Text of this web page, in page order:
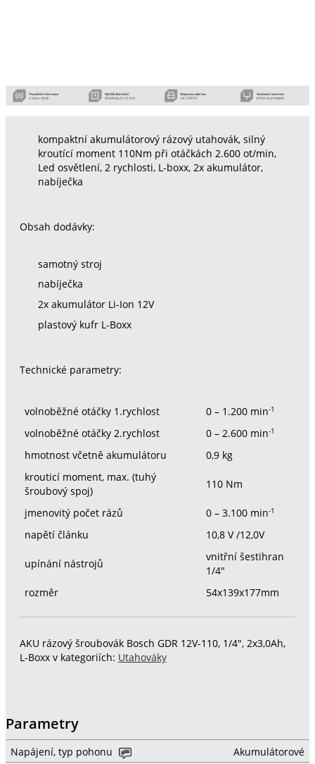
kompaktní akumulátorový rázový utahovák, silný
kroutící moment 110Nm při otáčkách 2.600 ot/min,
Led osvětlení, 2 rychlosti, L-boxx, 2x akumulátor,
nabíječka
Obsah dodávky:
samotný stroj
nabíječka
2x akumulátor Li-Ion 12V
plastový kufr L-Boxx
Technické parametry:
volnoběžné otáčky 1.rychlost 0 – 1.200 min-1
volnoběžné otáčky 2.rychlost 0 – 2.600 min-1
hmotnost včetně akumulátoru
0,9 kg
krouticí moment, max. (tuhý
šroubový spoj)
110 Nm
jmenovitý počet rázů 0 – 3.100 min-1
napětí článku 10,8 V /12,0V
upínání nástrojů
vnitřní šestihran
1/4"
rozměr
54x139x177mm
AKU rázový šroubovák Bosch GDR 12V-110, 1/4", 2x3,0Ah,
L-Boxx v kategoriích: Utahováky
Parametry
Napájení, typ pohonu
Akumulátorové